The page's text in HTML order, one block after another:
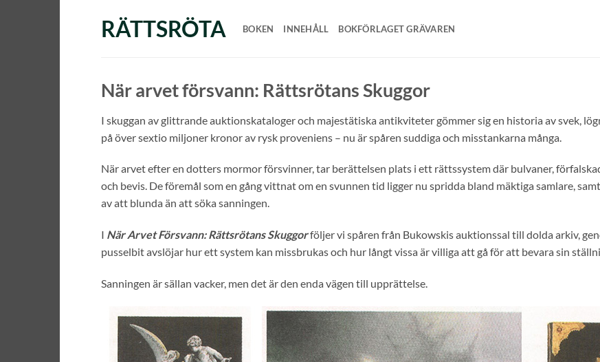
RÄTTSRÖTA BOKEN INNEHÅLL BOKFÖRLAGET GRÄVAREN
När arvet försvann: Rättsrötans Skuggor
I skuggan av glittrande auktionskataloger och majestätiska antikviteter gömmer sig en historia av svek,
på över sextio miljoner kronor av rysk proveniens – nu är spåren suddiga och misstankarna många.
När arvet efter en dotters mormor försvinner, tar berättelsen plats i ett rättssystem där bulvaner,
och bevis. De föremål som en gång vittnat om en svunnen tid ligger nu spridda bland mäktiga samlare,
av att blunda än att söka sanningen.
I När Arvet Försvann: Rättsrötans Skuggorföljer vi spåren från Bukowskis auktionssal till dolda arkiv,
pusselbit avslöjar hur ett system kan missbrukas och hur långt vissa är villiga att gå för att bevara sin
Sanningen är sällan vacker, men det är den enda vägen till upprättelse.